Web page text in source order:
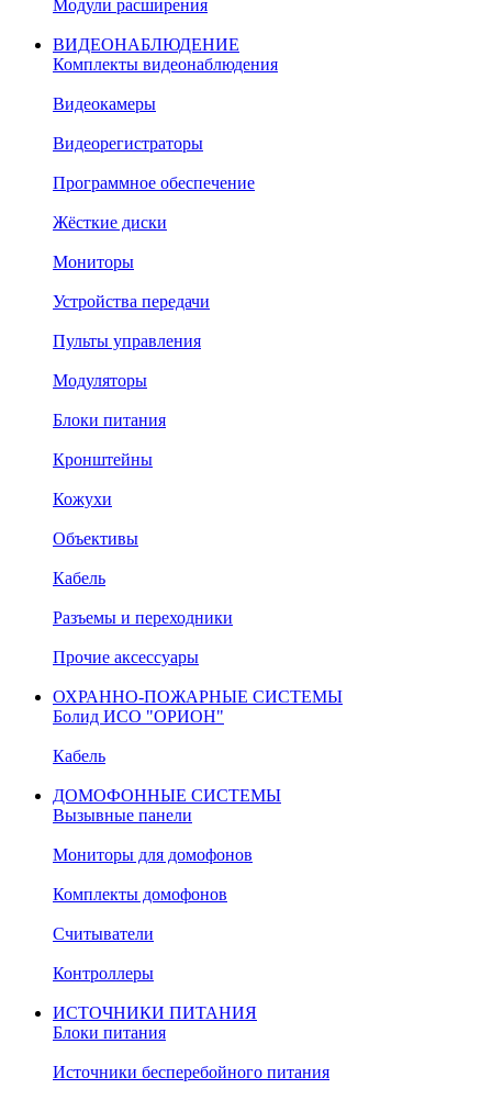
Модули расширения
ВИДЕОНАБЛЮДЕНИЕ
Комплекты видеонаблюдения
Видеокамеры
Видеорегистраторы
Программное обеспечение
Жёсткие диски
Мониторы
Устройства передачи
Пульты управления
Модуляторы
Блоки питания
Кронштейны
Кожухи
Объективы
Кабель
Разъемы и переходники
Прочие аксессуары
ОХРАННО-ПОЖАРНЫЕ СИСТЕМЫ
Болид ИСО "ОРИОН"
Кабель
ДОМОФОННЫЕ СИСТЕМЫ
Вызывные панели
Мониторы для домофонов
Комплекты домофонов
Считыватели
Контроллеры
ИСТОЧНИКИ ПИТАНИЯ
Блоки питания
Источники бесперебойного питания